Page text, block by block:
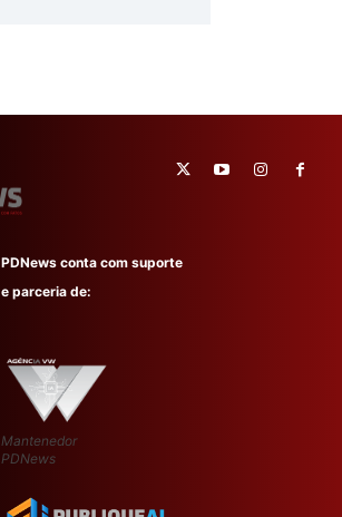
PDNews conta com suporte
e parceria de:
Mantenedor
PDNews